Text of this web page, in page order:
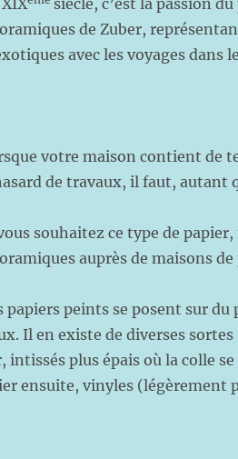
siècle, c’est la passion
de Zuber,
avec les voyages dans
votre maison contient de
de travaux, il faut, autant
souhaitez ce type de
auprès de maisons
papiers peints se posent sur
Il en existe de diverses
intissés plus épais où la colle
ensuite, vinyles (légèrement